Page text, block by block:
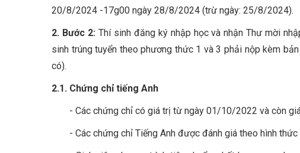
20/8/2024 -17g00 ngày 28/8/2024 (trừ ngày: 25/8/2024).
2. Bước 2: Thí sinh đăng ký nhập học và nhận Thư mời
sinh trúng tuyển theo phương thức 1 và 3 phải nộp kèm
có).
2.1. Chứng chỉ tiếng Anh
- Các chứng chỉ có giá trị từ ngày 01/10/2022 và còn
- Các chứng chỉ Tiếng Anh được đánh giá theo hình